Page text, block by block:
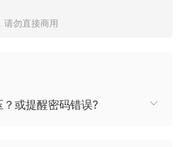
请勿直接商用
或提醒密码错误?